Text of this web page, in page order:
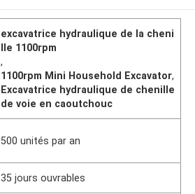
excavatrice hydraulique de la cheni
lle 1100rpm
,
1100rpm Mini Household Excavator,
Excavatrice hydraulique de chenille
de voie en caoutchouc
500 unités par an
35 jours ouvrables